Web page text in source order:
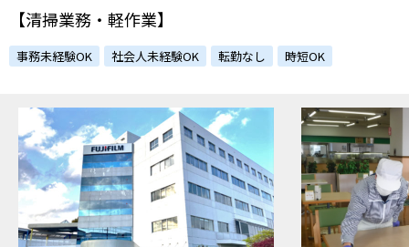
【清掃業務・軽作業】
事務未経験OK 社会人未経験OK 転勤なし 時短OK
ハイスキルな障害者の転職支援サービス
障害のある新卒学生専門の就職エージェントサービス
求人検索・スカウトサービス
就職・転職ノウハウ
お問い合わせ・よくある質問
お問い合わせ